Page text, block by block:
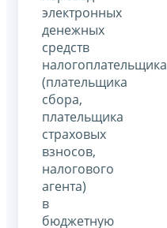
электронных
денежных
средств
налогоплательщика
(плательщика
сбора,
плательщика
страховых
взносов,
налогового
агента)
в
бюджетную